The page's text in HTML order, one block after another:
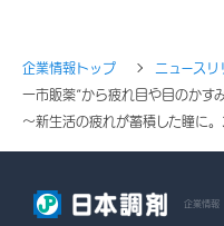
企業情報トップ ニュースリ
一市販薬”から疲れ目や目のかす
～新生活の疲れが蓄積した瞳に
企業情報